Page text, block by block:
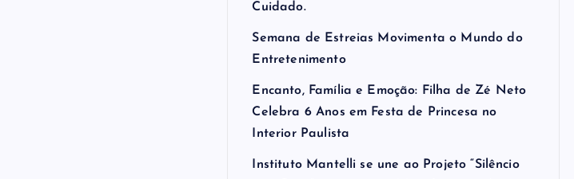
Cuidado.
Semana de Estreias Movimenta o Mundo do
Entretenimento
Encanto, Família e Emoção: Filha de Zé Neto
Celebra 6 Anos em Festa de Princesa no
Interior Paulista
Instituto Mantelli se une ao Projeto “Silêncio